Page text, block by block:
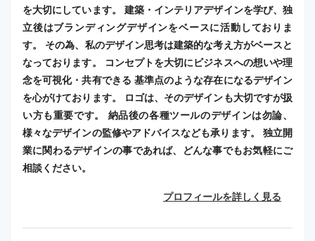
を大切にしています。 建築・インテリアデザインを学び、独
立後はブランディングデザインをベースに活動しておりま
す。 その為、私のデザイン思考は建築的な考え方がベースと
なっております。 コンセプトを大切にビジネスへの想いや理
念を可視化・共有できる 基準点のような存在になるデザイン
を心がけております。 ロゴは、そのデザインも大切ですが扱
い方も重要です。 納品後の各種ツールのデザインは勿論、
様々なデザインの監修やアドバイスなども承ります。 独立開
業に関わるデザインの事であれば、どんな事でもお気軽にご
相談ください。
プロフィールを詳しく見る